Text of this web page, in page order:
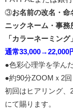
③お名前の改名・
ニックネーム・事務
「カラーネーミング」
通常33,000→22,000
●色彩心理学を学ん
●約90分ZOOMｘ2
初回はヒアリング、
にて賜ります。